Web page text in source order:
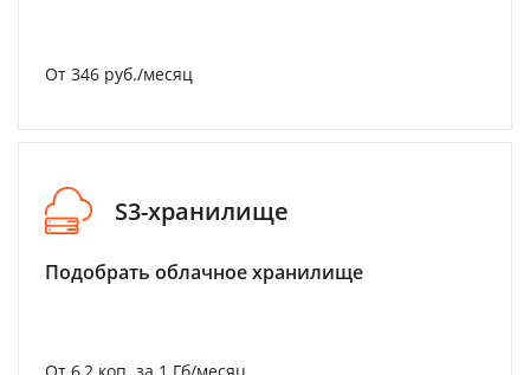
От 346 руб./месяц
S3-хранилище
Подобрать облачное хранилище